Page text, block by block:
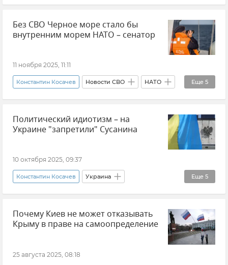
Замороженные активы России
Замороженные российские активы
Европейский Союз (ЕС) Еврокомиссия
Закон и право
Без СВО Черное море стало бы
внутренним морем НАТО – сенатор
11 ноября 2025, 11:11
Еще 5
Константин Косачев Новости СВО НАТО
Черное море Мнения Россия
Украина Политика
Политический идиотизм – на
Украине "запретили" Сусанина
10 октября 2025, 09:37
Еще 5
Константин Косачев Украина
Декоммунизация Политика Польша
В мире Новости
Почему Киев не может отказывать
Крыму в праве на самоопределение
25 августа 2025, 08:18